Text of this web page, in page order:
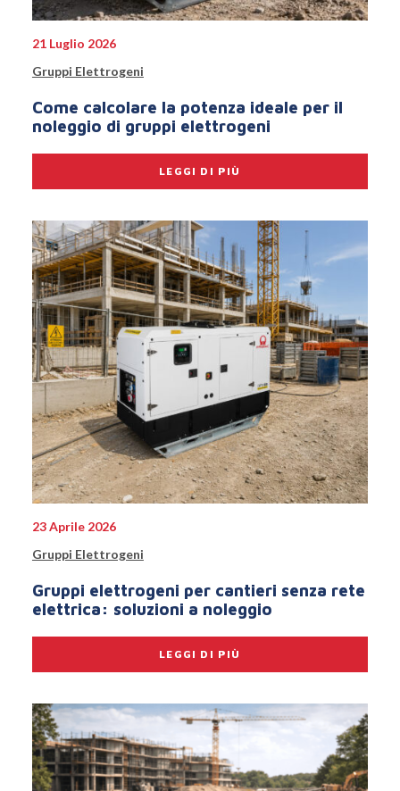
21 Luglio 2026
Gruppi Elettrogeni
Come calcolare la potenza ideale per il
noleggio di gruppi elettrogeni
LEGGI DI PIÙ
23 Aprile 2026
Gruppi Elettrogeni
Gruppi elettrogeni per cantieri senza rete
elettrica: soluzioni a noleggio
LEGGI DI PIÙ